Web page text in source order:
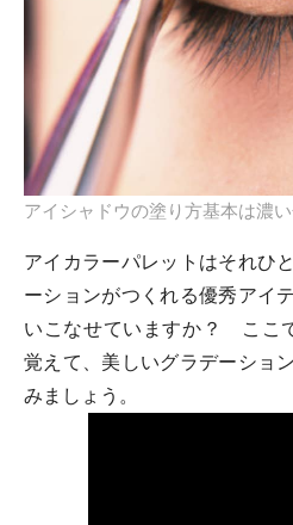
アイシャドウの塗り方基本は濃
アイカラーパレットはそれひ
ーションがつくれる優秀アイ
いこなせていますか？ ここ
覚えて、美しいグラデーショ
みましょう。